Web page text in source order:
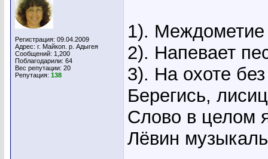
Регистрация: 09.04.2009
Адрес: г. Майкоп. р. Адыгея
Сообщений: 1,200
Поблагодарили: 64
Вес репутации: 20
Репутация: 138
1).
2). Напевает
3). На охоте
Берегись,
Слово в целом
Лёвин